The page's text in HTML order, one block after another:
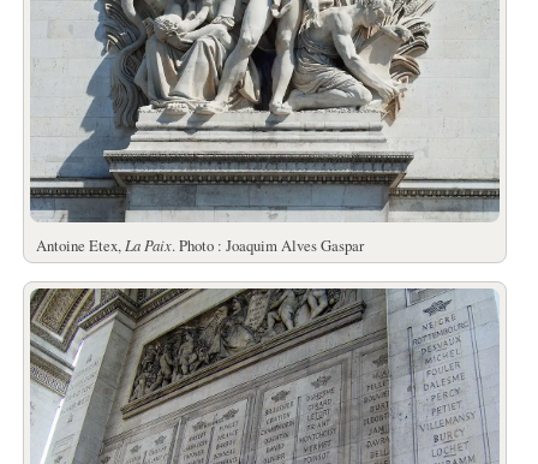
Antoine Etex, La Paix. Photo : Joaquim Alves Gaspar